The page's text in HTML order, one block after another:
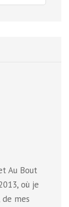
Au Bout
où je
mes